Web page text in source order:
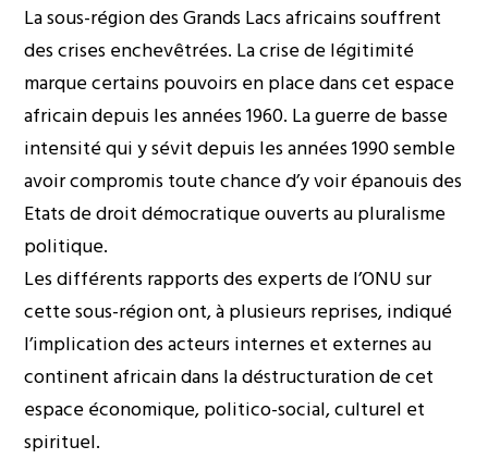
La sous-région des Grands Lacs africains souffrent
des crises enchevêtrées. La crise de légitimité
marque certains pouvoirs en place dans cet espace
africain depuis les années 1960. La guerre de basse
intensité qui y sévit depuis les années 1990 semble
avoir compromis toute chance d’y voir épanouis des
Etats de droit démocratique ouverts au pluralisme
politique.
Les différents rapports des experts de l’ONU sur
cette sous-région ont, à plusieurs reprises, indiqué
l’implication des acteurs internes et externes au
continent africain dans la déstructuration de cet
espace économique, politico-social, culturel et
spirituel.